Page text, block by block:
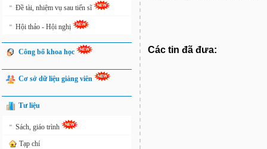
» Đề tài, nhiệm vụ sau tiến sĩ
» Hội thảo - Hội nghị
Công bố khoa học
Cơ sở dữ liệu giảng viên
Tư liệu
» Sách, giáo trình
Tạp chí
Các tin đã đưa: